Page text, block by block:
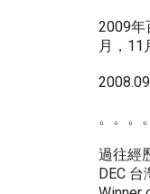
2009年
月，11
。。。
過往經
DEC 台